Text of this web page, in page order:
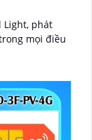
Light, phát
mọi điều